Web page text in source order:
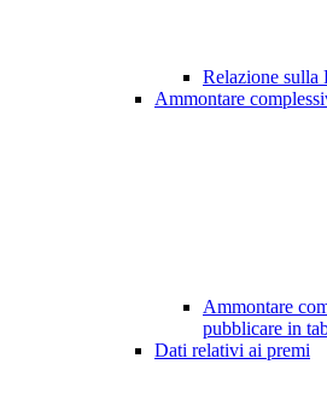
Relazione sulla
Ammontare
Ammontare
pubblicare in
Dati relativi ai premi